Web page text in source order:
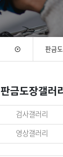
판금
판금도장갤러
검사갤러리
영상갤러리